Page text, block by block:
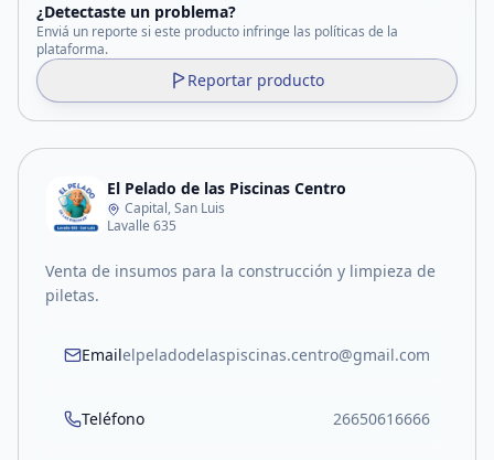
¿Detectaste un problema?
Enviá un reporte si este producto infringe las políticas de la
plataforma.
Reportar producto
El Pelado de las Piscinas Centro
Capital, San Luis
Lavalle 635
Venta de insumos para la construcción y limpieza de
piletas.
Emailelpeladodelaspiscinas.centro@gmail.com
Teléfono 26650616666